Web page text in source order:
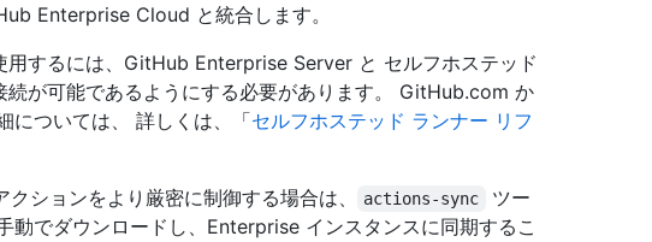
Enterprise Cloud と統合します。
するには、GitHub Enterprise Server と セルフホステッド
が可能であるようにする必要があります。 GitHub.com か
については、 詳しくは、「セルフホステッド ランナー リフ
ションをより厳密に制御する場合は、
actions-sync
ツー
動でダウンロードし、Enterprise インスタンスに同期するこ